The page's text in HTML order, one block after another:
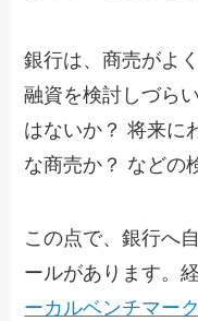
銀行は、商売がよ
融資を検討しづら
はないか？ 将来に
な商売か？ などの
この点で、銀行へ
ールがあります。
ーカルベンチマーク